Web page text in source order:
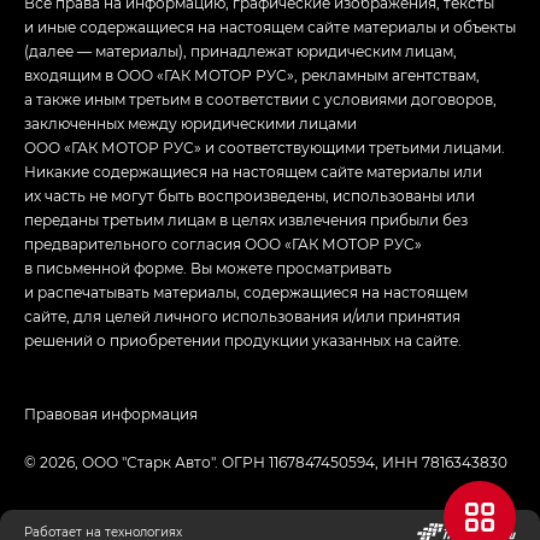
и иные содержащиеся на настоящем сайте материалы и объекты
(далее — материалы), принадлежат юридическим лицам,
входящим в ООО «ГАК МОТОР РУС», рекламным агентствам,
а также иным третьим в соответствии с условиями договоров,
заключенных между юридическими лицами
ООО «ГАК МОТОР РУС» и соответствующими третьими лицами.
Никакие содержащиеся на настоящем сайте материалы или
их часть не могут быть воспроизведены, использованы или
переданы третьим лицам в целях извлечения прибыли без
предварительного согласия ООО «ГАК МОТОР РУС»
в письменной форме. Вы можете просматривать
и распечатывать материалы, содержащиеся на настоящем
сайте, для целей личного использования и/или принятия
решений о приобретении продукции указанных на сайте.
© 2026, ООО "Старк Авто". ОГРН 1167847450594, ИНН 7816343830
Правовая информация
Работает на технологиях